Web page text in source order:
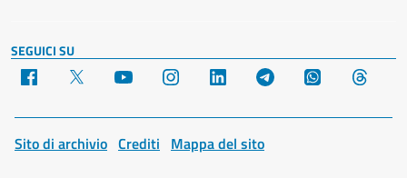
SEGUICI SU
Facebook YouTube Instagram LinkedIn Telegram WhatsApp
Sito di archivio Crediti Mappa del sito